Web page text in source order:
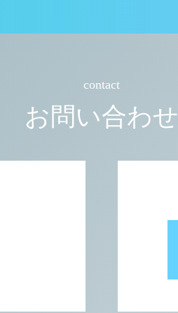
contact
お問い合わせ